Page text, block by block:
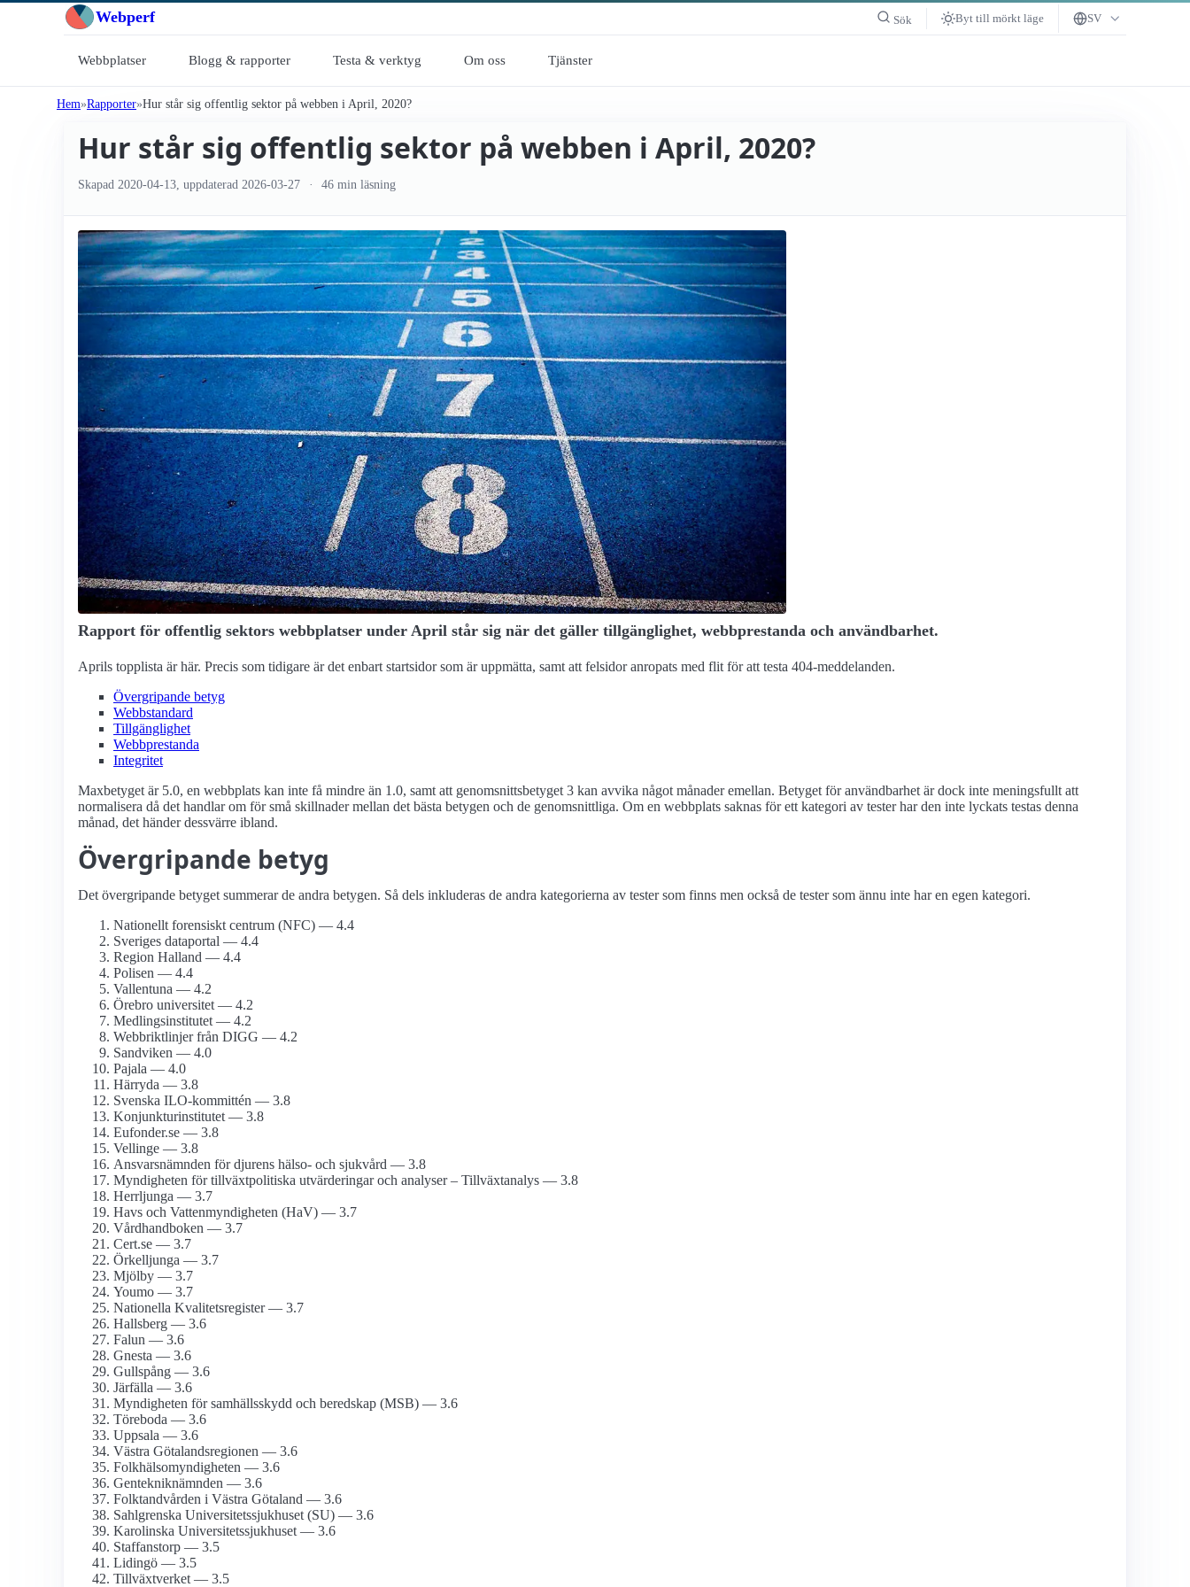
Webperf Sök Byt till mörkt läge SV
Webbplatser Blogg & rapporter Testa & verktyg Om oss Tjänster
Hem Rapporter Hur står sig offentlig sektor på webben i April, 2020?
Hur står sig offentlig sektor på webben i April, 2020?
Skapad 2020-04-13 , uppdaterad 2026-03-27 46 min läsning
Rapport för offentlig sektors webbplatser under April står sig när det gäller tillgänglighet, webbprestanda och användbarhet.
Aprils topplista är här. Precis som tidigare är det enbart startsidor som är uppmätta, samt att felsidor anropats med flit för att testa 404-meddelanden.
Övergripande betyg
Webbstandard
Tillgänglighet
Webbprestanda
Integritet
Maxbetyget är 5.0, en webbplats kan inte få mindre än 1.0, samt att genomsnittsbetyget 3 kan avvika något månader emellan. Betyget för användbarhet är dock inte meningsfullt att
normalisera då det handlar om för små skillnader mellan det bästa betygen och de genomsnittliga. Om en webbplats saknas för ett kategori av tester har den inte lyckats testas denna
månad, det händer dessvärre ibland.
Övergripande betyg
Det övergripande betyget summerar de andra betygen. Så dels inkluderas de andra kategorierna av tester som finns men också de tester som ännu inte har en egen kategori.
Nationellt forensiskt centrum (NFC) — 4.4
Sveriges dataportal — 4.4
Region Halland — 4.4
Polisen — 4.4
Vallentuna — 4.2
Örebro universitet — 4.2
Medlings­institutet — 4.2
Webbriktlinjer från DIGG — 4.2
Sandviken — 4.0
Pajala — 4.0
Härryda — 3.8
Svenska ILO-kommittén — 3.8
Konjunktu­rinstitutet — 3.8
Eufonder.se — 3.8
Vellinge — 3.8
Ansvarsnämnden för djurens hälso- och sjukvård — 3.8
Myndigheten för tillväxt­politiska utvärderingar och analyser – Tillväxtanalys — 3.8
Herrljunga — 3.7
Havs och Vatten­myndigheten (HaV) — 3.7
Vårdhandboken — 3.7
Cert.se — 3.7
Örkelljunga — 3.7
Mjölby — 3.7
Youmo — 3.7
Nationella Kvalitetsregister — 3.7
Hallsberg — 3.6
Falun — 3.6
Gnesta — 3.6
Gullspång — 3.6
Järfälla — 3.6
Myndigheten för samhälls­skydd och beredskap (MSB) — 3.6
Töreboda — 3.6
Uppsala — 3.6
Västra Götalandsregionen — 3.6
Folkhälso­myndigheten — 3.6
Genteknik­nämnden — 3.6
Folktandvården i Västra Götaland — 3.6
Sahlgrenska Universitets­sjukhuset (SU) — 3.6
Karolinska Universitets­sjukhuset — 3.6
Staffanstorp — 3.5
Lidingö — 3.5
Tillväxtverket — 3.5